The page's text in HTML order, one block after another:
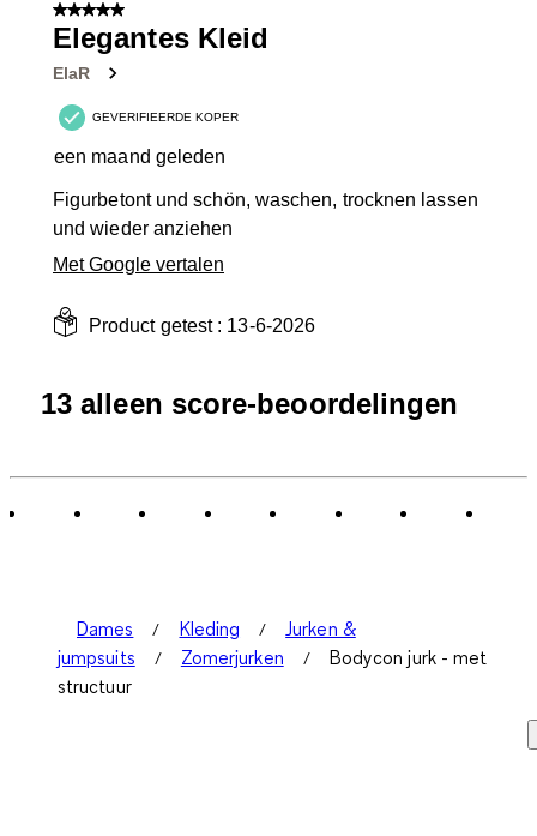
5 van 5 sterren.
Elegantes Kleid
ElaR
GEVERIFIEERDE KOPER
een maand geleden
Figurbetont und schön, waschen, trocknen lassen
und wieder anziehen
Met Google vertalen
Product getest : 13-6-2026
13 alleen score-beoordelingen
Dames Kleding
Jurken &
jumpsuits
Zomerjurken
Bodycon jurk - met
structuur